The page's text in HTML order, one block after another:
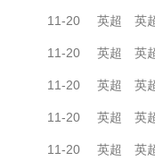
11-20 英超 英
11-20 英超 英
11-20 英超 英
11-20 英超 英
11-20 英超 英